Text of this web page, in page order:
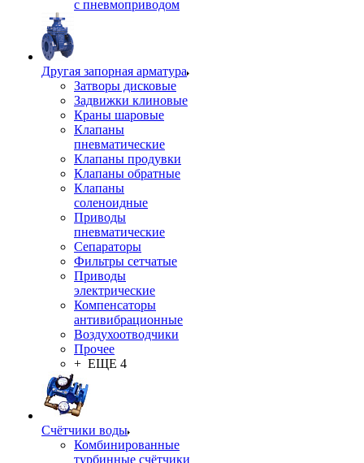
с пневмоприводом
Другая запорная арматура
Затворы дисковые
Задвижки клиновые
Краны шаровые
Клапаны
пневматические
Клапаны продувки
Клапаны обратные
Клапаны
соленоидные
Приводы
пневматические
Сепараторы
Фильтры сетчатые
Приводы
электрические
Компенсаторы
антивибрационные
Воздухоотводчики
Прочее
+ ЕЩЕ 4
Счётчики воды
Комбинированные
турбинные счётчики